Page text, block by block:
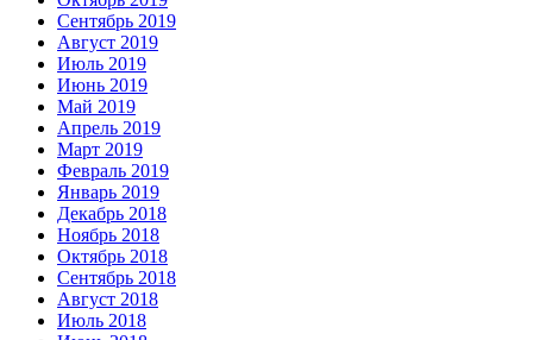
Сентябрь 2019
Август 2019
Июль 2019
Июнь 2019
Май 2019
Апрель 2019
Март 2019
Февраль 2019
Январь 2019
Декабрь 2018
Ноябрь 2018
Октябрь 2018
Сентябрь 2018
Август 2018
Июль 2018